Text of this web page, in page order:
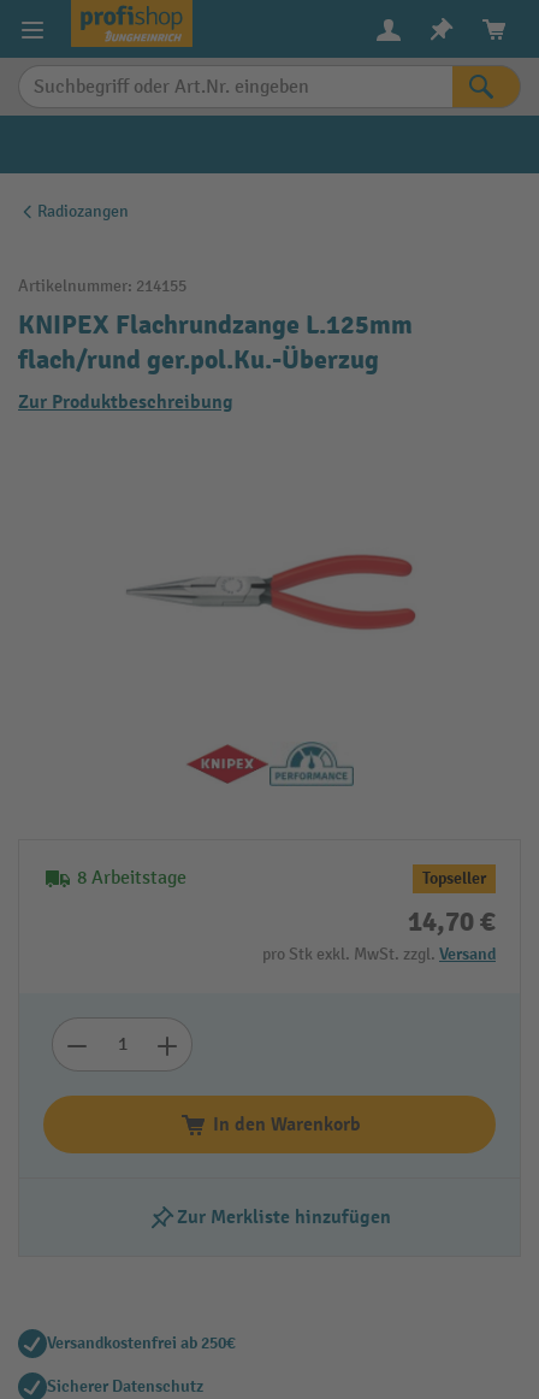
springen
Radiozangen
Artikelnummer: 214155
KNIPEX Flachrundzange L.125mm
flach/rund ger.pol.Ku.-Überzug
Zur Produktbeschreibung
8 Arbeitstage Topseller
14,70 €
pro Stk exkl. MwSt. zzgl. Versand
In den Warenkorb
Zur Merkliste hinzufügen
Versandkostenfrei ab 250€
Sicherer Datenschutz